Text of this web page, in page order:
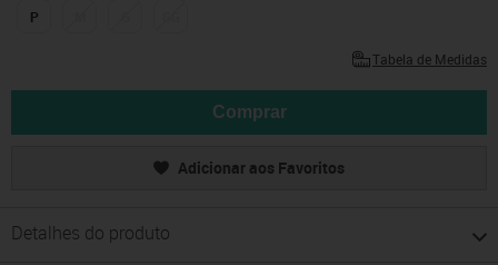
P
Tabela de Medidas
Comprar
Adicionar aos Favoritos
Detalhes do produto